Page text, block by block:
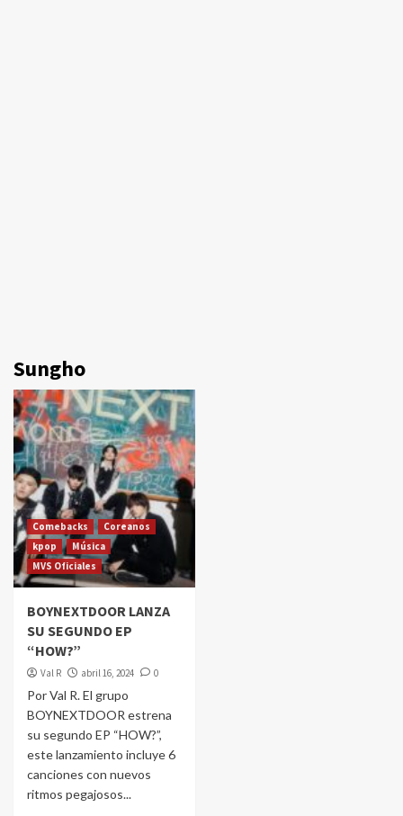
Sungho
Comebacks
Coreanos
kpop
Música
MVS Oficiales
BOYNEXTDOOR LANZA
SU SEGUNDO EP
“HOW?”
Val R abril 16, 2024 0
Por Val R. El grupo
BOYNEXTDOOR estrena
su segundo EP “HOW?”,
este lanzamiento incluye 6
canciones con nuevos
ritmos pegajosos...